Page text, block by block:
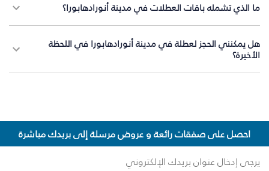
ما الذي تشمله باقات العطلات في مدينة أنورادهابورا؟
هل يمكنني الحجز لعطلة في مدينة أنورادهابورا في اللحظة
الأخيرة؟
احصل على صفقات رائعة و عروض مرسلة إلى بريدك مباشرة